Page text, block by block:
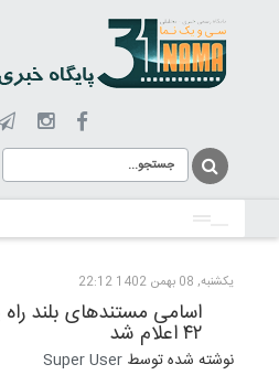
یکشنبه, 08 بهمن 1402 22:12
اسامی مستندهای بلند
۴۲ اعلام شد
نوشته شده توسط Super User